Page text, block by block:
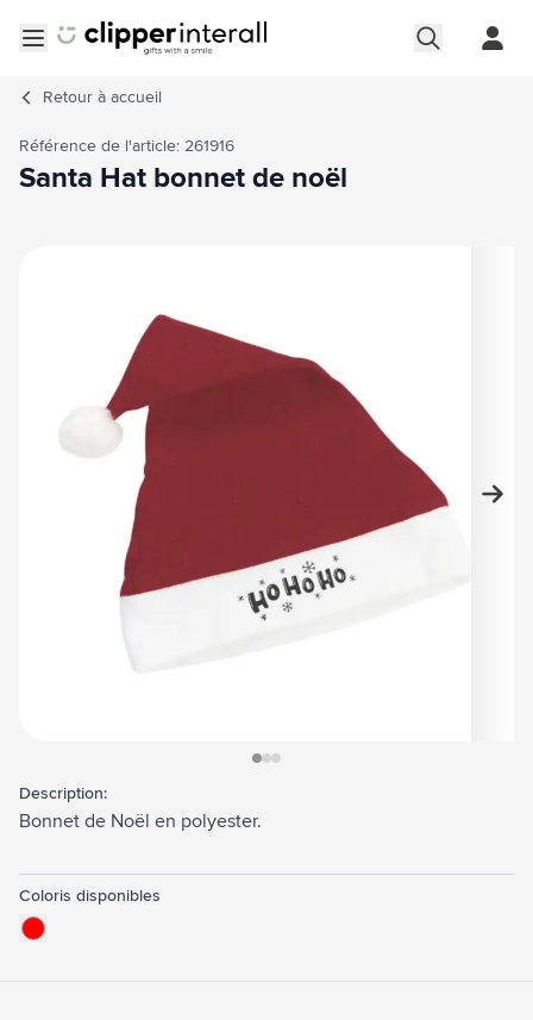
Retour à accueil
Référence de l'article: 261916
Santa Hat bonnet de noël
Description:
Bonnet de Noël en polyester.
Coloris disponibles